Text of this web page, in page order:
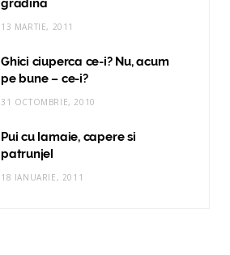
gradina
13 MARTIE, 2011
Ghici ciuperca ce-i? Nu, acum
pe bune – ce-i?
31 OCTOMBRIE, 2010
Pui cu lamaie, capere si
patrunjel
18 IANUARIE, 2011